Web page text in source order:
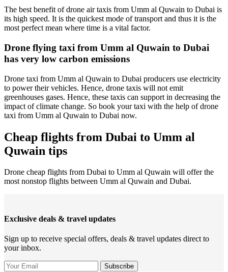
The best benefit of drone air taxis from Umm al Quwain to Dubai is
its high speed. It is the quickest mode of transport and thus it is the
most perfect mean where time is a vital factor.
Drone flying taxi from Umm al Quwain to Dubai
has very low carbon emissions
Drone taxi from Umm al Quwain to Dubai producers use electricity
to power their vehicles. Hence, drone taxis will not emit
greenhouses gases. Hence, these taxis can support in decreasing the
impact of climate change. So book your taxi with the help of drone
taxi from Umm al Quwain to Dubai now.
Cheap flights from Dubai to Umm al
Quwain tips
Drone cheap flights from Dubai to Umm al Quwain will offer the
most nonstop flights between Umm al Quwain and Dubai.
Exclusive deals & travel updates
Sign up to receive special offers, deals & travel updates direct to
your inbox.